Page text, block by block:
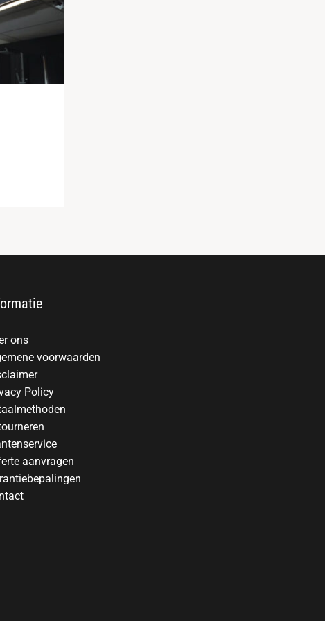
ons
voorwaarden
Policy
aanvragen